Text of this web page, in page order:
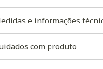
madeira, revelando nuances
tratamento isolante contra
um ambiente mais
e informações
com produto